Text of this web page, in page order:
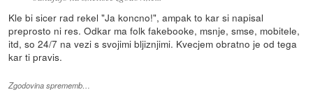
Kle bi sicer rad rekel "Ja koncno!", ampak to kar si napisal
preprosto ni res. Odkar ma folk fakebooke, msnje, smse, mobitele,
itd, so 24/7 na vezi s svojimi bljiznjimi. Kvecjem obratno je od tega
kar ti pravis.
Zgodovina sprememb…